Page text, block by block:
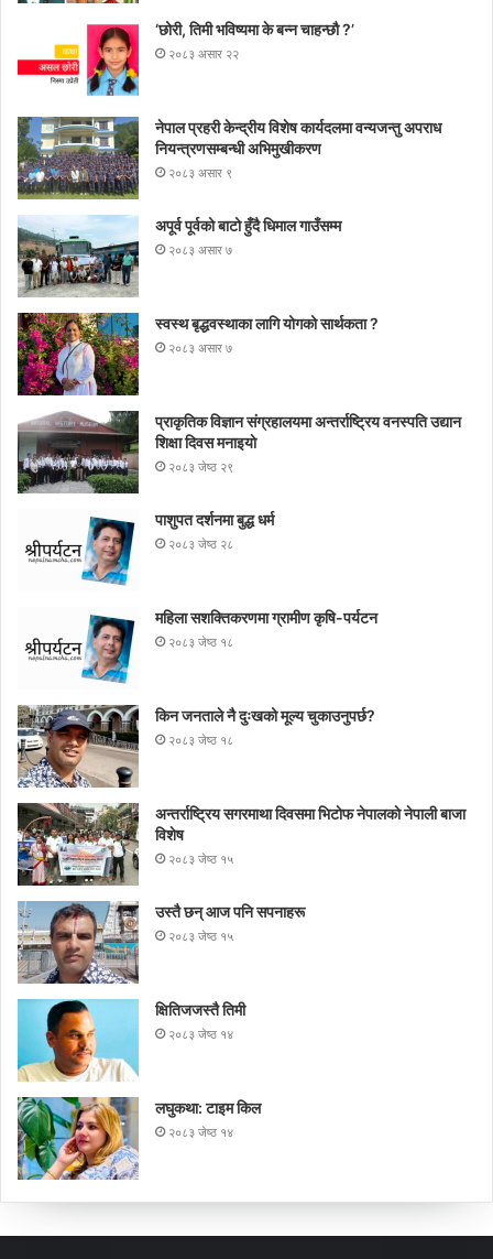
‘छोरी, तिमी भविष्यमा के बन्न चाहन्छौ ?’
२०८३ असार २२
नेपाल प्रहरी केन्द्रीय विशेष कार्यदलमा वन्यजन्तु अपराध
नियन्त्रणसम्बन्धी अभिमुखीकरण
२०८३ असार ९
अपूर्व पूर्वको बाटो हुँदै धिमाल गाउँसम्म
२०८३ असार ७
स्वस्थ बृद्धवस्थाका लागि योगको सार्थकता ?
२०८३ असार ७
प्राकृतिक विज्ञान संग्रहालयमा अन्तर्राष्ट्रिय वनस्पति उद्यान
शिक्षा दिवस मनाइयाे
२०८३ जेष्ठ २९
पाशुपत दर्शनमा बुद्ध धर्म​
२०८३ जेष्ठ २८
महिला सशक्तिकरणमा ग्रामीण कृषि-पर्यटन
२०८३ जेष्ठ १८
किन जनताले नै दुःखको मूल्य चुकाउनुपर्छ?
२०८३ जेष्ठ १८
अन्तर्राष्ट्रिय सगरमाथा दिवसमा भिटाेफ नेपालकाे नेपाली बाजा
विशेष
२०८३ जेष्ठ १५
उस्तै छन् आज पनि सपनाहरू
२०८३ जेष्ठ १५
क्षितिजजस्तै तिमी
२०८३ जेष्ठ १४
लघुकथा: टाइम किल
२०८३ जेष्ठ १४